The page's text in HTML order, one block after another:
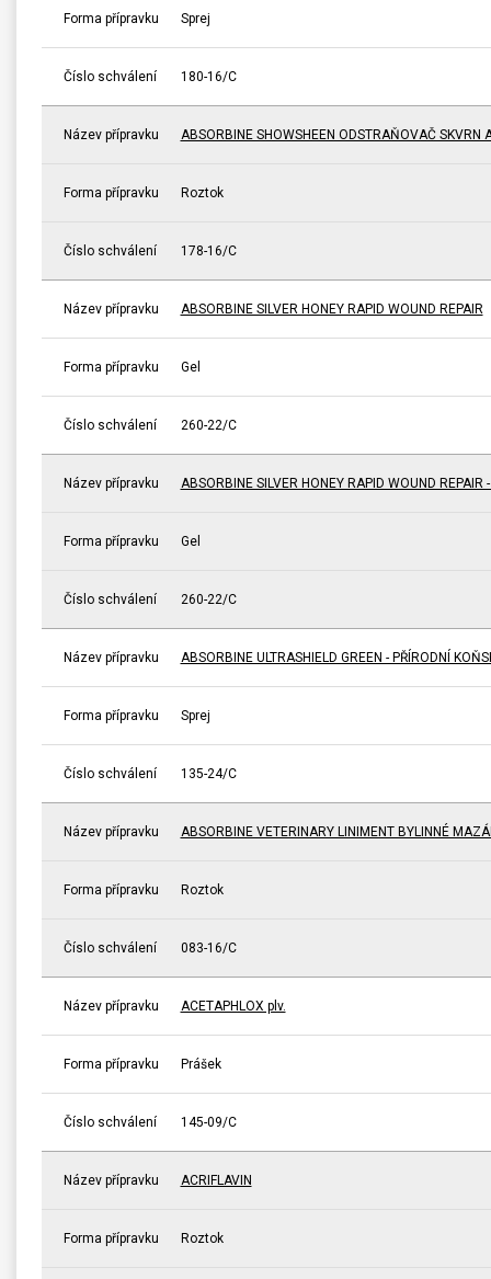
Forma přípravku Sprej
Číslo schválení 180-16/C
Název přípravku ABSORBINE SHOWSHEEN ODSTRAŇOVAČ SKVRN
Forma přípravku Roztok
Číslo schválení 178-16/C
Název přípravku ABSORBINE SILVER HONEY RAPID WOUND REPAIR
Forma přípravku Gel
Číslo schválení 260-22/C
Název přípravku ABSORBINE SILVER HONEY RAPID WOUND REPAIR
Forma přípravku Gel
Číslo schválení 260-22/C
Název přípravku ABSORBINE ULTRASHIELD GREEN - PŘÍRODNÍ
Forma přípravku Sprej
Číslo schválení 135-24/C
Název přípravku ABSORBINE VETERINARY LINIMENT BYLINNÉ
Forma přípravku Roztok
Číslo schválení 083-16/C
Název přípravku ACETAPHLOX plv.
Forma přípravku Prášek
Číslo schválení 145-09/C
Název přípravku ACRIFLAVIN
Forma přípravku Roztok